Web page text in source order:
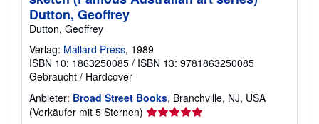
Dutton, Geoffrey
Dutton, Geoffrey
Verlag: Mallard Press, 1989
ISBN 10: 1863250085 / ISBN 13: 9781863250085
Gebraucht / Hardcover
Anbieter: Broad Street Books, Branchville, NJ, USA
(Verkäufer mit 5 Sternen) Verkäuferbewertung